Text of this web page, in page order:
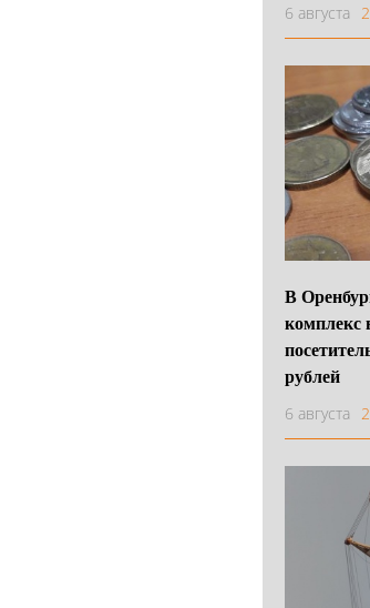
6 августа
В
комплекс
рублей
6 августа